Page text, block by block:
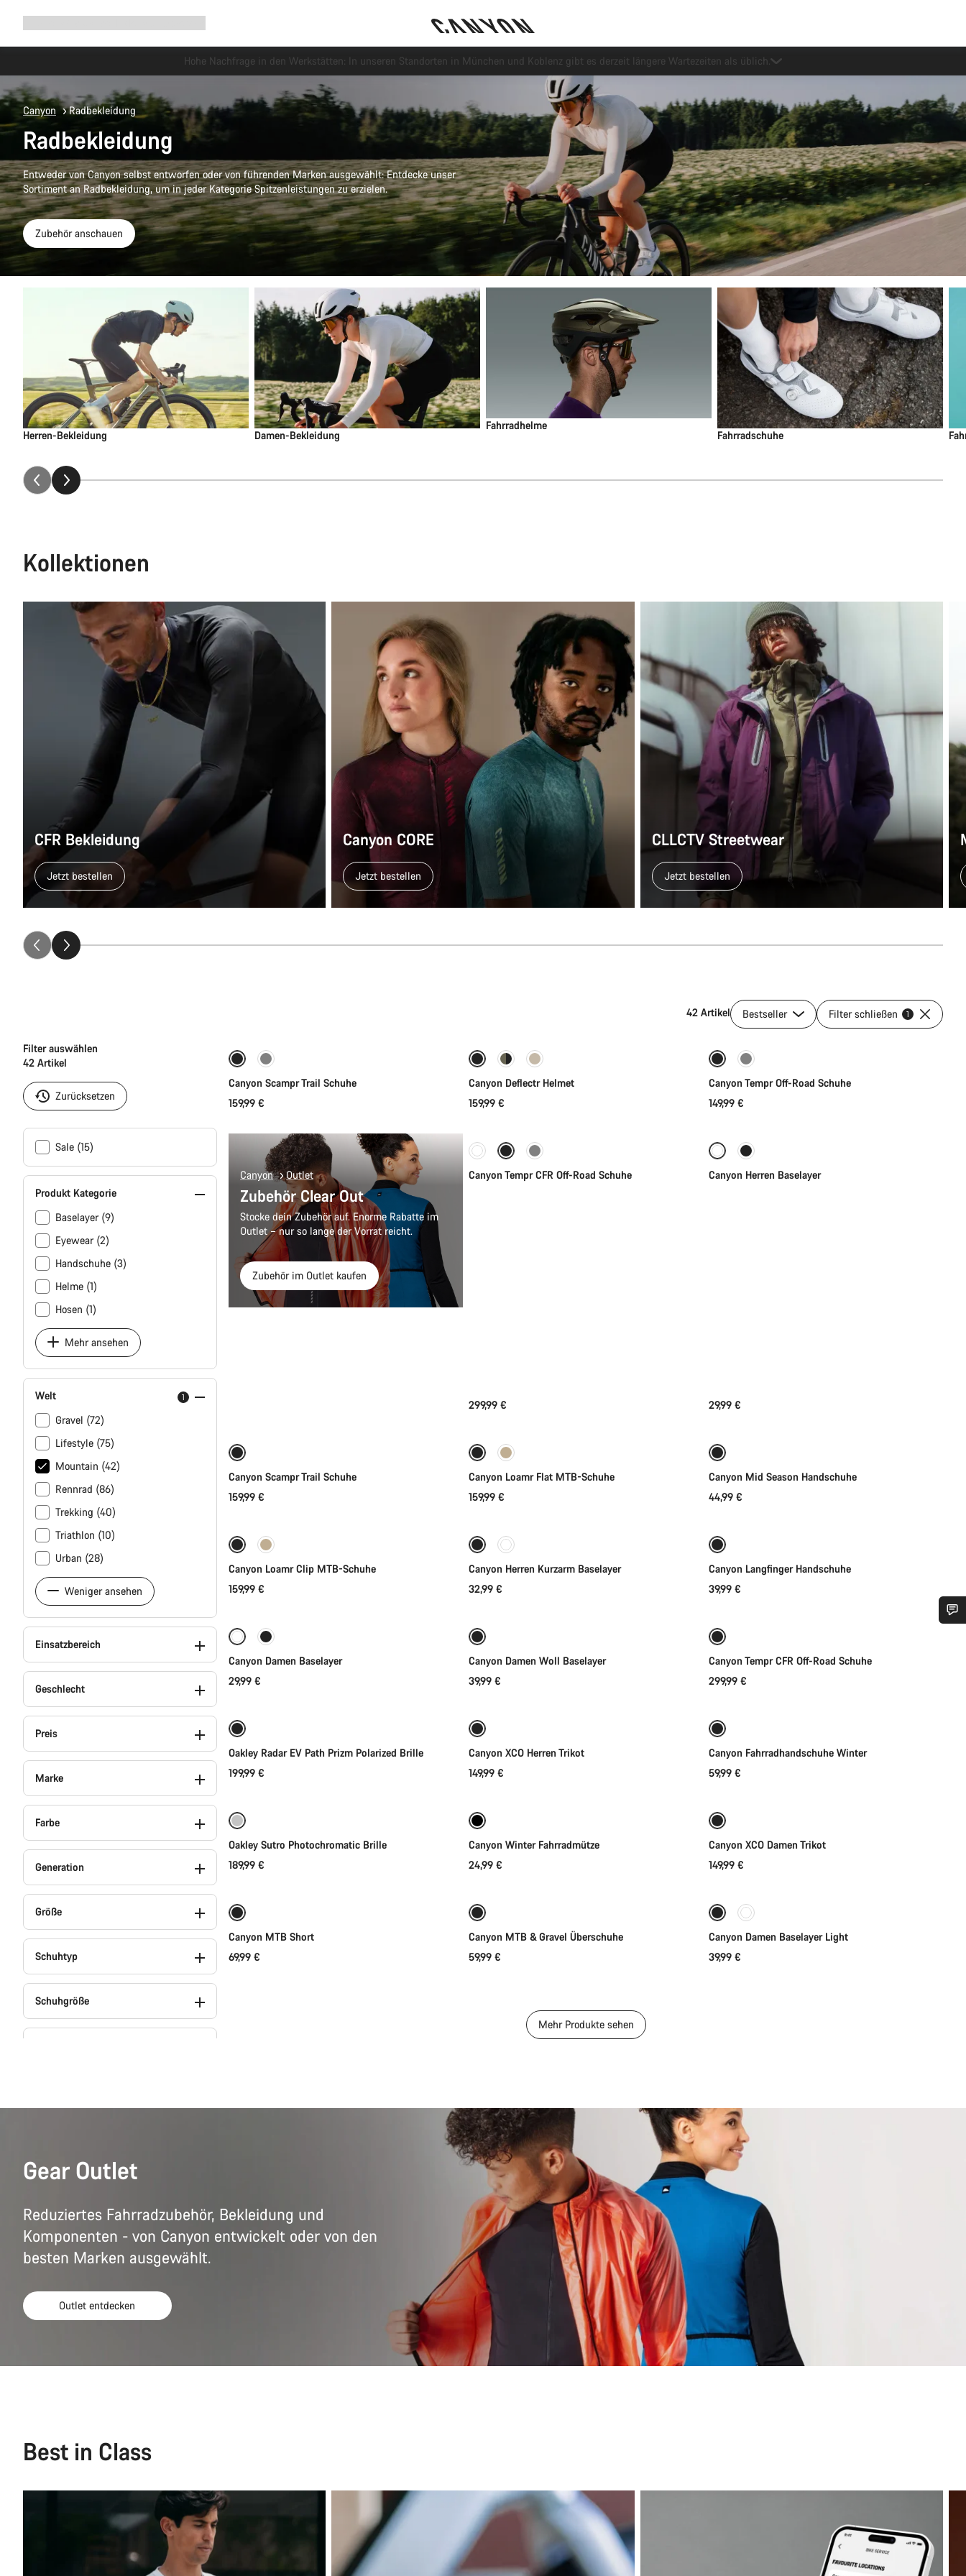
Jetzt geöffnet: E-Performance Center Koblenz
Canyon Radbekleidung
Radbekleidung
Entweder von Canyon selbst entworfen oder von führenden Marken ausgewählt: Entdecke unser
Sortiment an Radbekleidung, um in jeder Kategorie Spitzenleistungen zu erzielen.
Zubehör anschauen
Herren-Bekleidung Damen-Bekleidung
Fahrradhelme
Fahrradschuhe
Kollektionen
CFR Bekleidung
Jetzt bestellen
Canyon CORE
Jetzt bestellen
CLLCTV Streetwear
Jetzt bestellen
42 Artikel Bestseller Filter schließen 1
Zurücksetzen
Filter auswählen
42 Artikel
Sale (15)
Produkt Kategorie
Baselayer (9)
Eyewear (2)
Handschuhe (3)
Helme (1)
Hosen (1)
Mehr ansehen
Welt 1
Gravel (72)
Lifestyle (75)
Mountain (42)
Rennrad (86)
Trekking (40)
Triathlon (10)
Urban (28)
Weniger ansehen
Einsatzbereich
Geschlecht
Preis
Marke
Farbe
Generation
Größe
Schuhtyp
Schuhgröße
Kollektion
Teams
Geschenkeauswahl (18)
Weather-ready (7)
Canyon Scampr Trail Schuhe
159,99 €
Neu
Canyon Deflectr Helmet
159,99 €
Neu
Schnellauswahl
Canyon Tempr Off-Road Schuhe
149,99 €
Canyon Outlet
Zubehör Clear Out
Stocke dein Zubehör auf. Enorme Rabatte im
Outlet – nur so lange der Vorrat reicht.
Zubehör im Outlet kaufen
Canyon Tempr CFR Off-Road Schuhe
299,99 €
Canyon Herren Baselayer
29,99 €
Canyon Scampr Trail Schuhe
159,99 €
Neu
Canyon Loamr Flat MTB-Schuhe
159,99 €
Canyon Mid Season Handschuhe
44,99 €
Neu
Canyon Loamr Clip MTB-Schuhe
159,99 €
Canyon Herren Kurzarm Baselayer
32,99 €
Canyon Langfinger Handschuhe
39,99 €
Canyon Damen Baselayer
29,99 €
Canyon Damen Woll Baselayer
39,99 €
Canyon Tempr CFR Off-Road Schuhe
299,99 €
Oakley Radar EV Path Prizm Polarized Brille
199,99 €
Canyon XCO Herren Trikot
149,99 €
Canyon Fahrradhandschuhe Winter
59,99 €
Oakley Sutro Photochromatic Brille
189,99 €
Canyon Winter Fahrradmütze
24,99 €
Canyon XCO Damen Trikot
149,99 €
Canyon MTB Short
69,99 €
Canyon MTB & Gravel Überschuhe
59,99 €
Canyon Damen Baselayer Light
39,99 €
Mehr Produkte sehen
Gear Outlet
Reduziertes Fahrradzubehör, Bekleidung und
Komponenten - von Canyon entwickelt oder von den
besten Marken ausgewählt.
Outlet entdecken
Best in Class
Benötigst du Hilfe?
Unsere Experten stehen dir jetzt im Chat zur Verfügung.
Schließen